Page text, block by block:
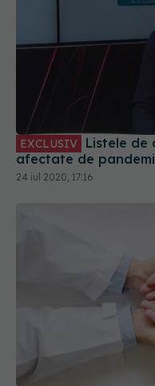
EXCLUSIV
afectate de
24 iul 2020, 17:16